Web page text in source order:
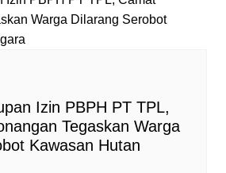
Izin PBPH PT TPL,
Tegaskan Warga
Kawasan Hutan